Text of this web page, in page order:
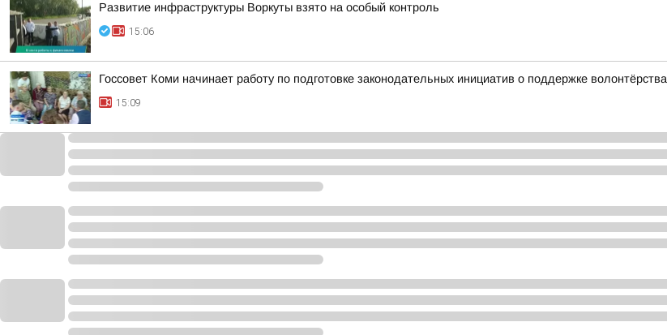
Развитие инфраструктуры Воркуты взято на особый контроль
15:06
Госсовет Коми начинает работу по подготовке законодательных инициатив о поддержке волонтёрства
15:09